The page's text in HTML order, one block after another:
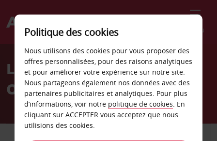
Menu
Welcome
AvisLocation de voiture
Offenbourg
Politique des cookies
Nous utilisons des cookies pour vous proposer des
offres personnalisées, pour des raisons analytiques
et pour améliorer votre expérience sur notre site.
Nous partageons également nos données avec des
partenaires publicitaires et analytiques. Pour plus
d’informations, voir notre politique de cookies. En
cliquant sur ACCEPTER vous acceptez que nous
utilisions des cookies.